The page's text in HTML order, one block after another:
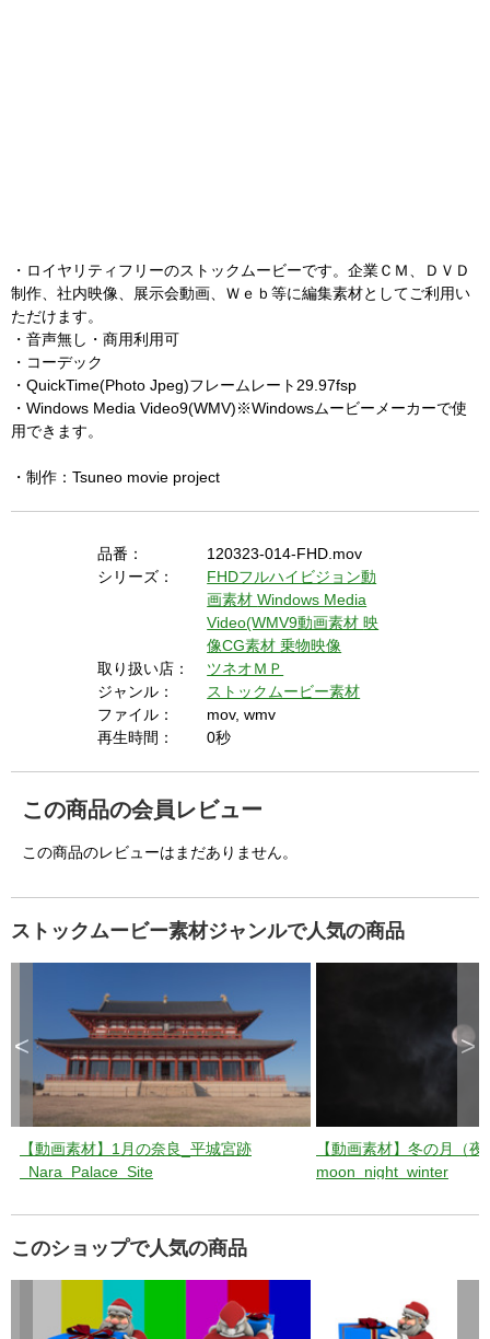
・ロイヤリティフリーのストックムービーです。企業ＣＭ、ＤＶＤ
制作、社内映像、展示会動画、Ｗｅｂ等に編集素材としてご利用い
ただけます。
・音声無し・商用利用可
・コーデック
・QuickTime(Photo Jpeg)フレームレート29.97fsp
・Windows Media Video9(WMV)※Windowsムービーメーカーで使
用できます。
・制作：Tsuneo movie project
品番：
120323-014-FHD.mov
シリーズ：
FHDフルハイビジョン動
画素材Windows Media
Video(WMV9動画素材映
像CG素材乗物映像
取り扱い店：
ツネオＭＰ
ジャンル：
ストックムービー素材
ファイル：
mov, wmv
再生時間：
0秒
この商品の会員レビュー
この商品のレビューはまだありません。
ストックムービー素材ジャンルで人気の商品
【動画素材】1月の奈良_平城宮跡
_Nara_Palace_Site
【動画素材】冬の月（夜
moon_night_winter
< >
このショップで人気の商品